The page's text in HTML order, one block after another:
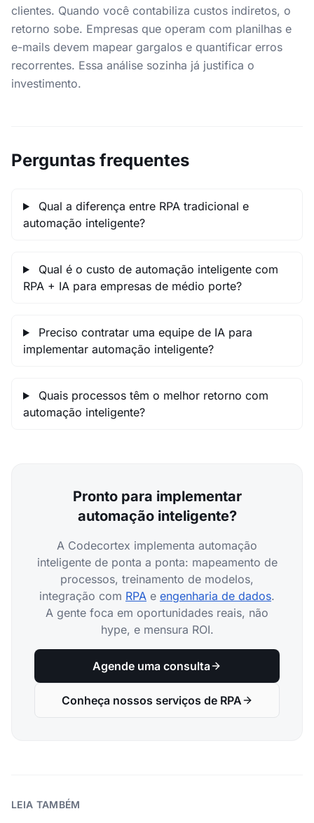
clientes. Quando você contabiliza custos indiretos, o
retorno sobe. Empresas que operam com planilhas e
e-mails devem mapear gargalos e quantificar erros
recorrentes. Essa análise sozinha já justifica o
investimento.
Perguntas frequentes
Qual a diferença entre RPA tradicional e
automação inteligente?
Qual é o custo de automação inteligente com
RPA + IA para empresas de médio porte?
Preciso contratar uma equipe de IA para
implementar automação inteligente?
Quais processos têm o melhor retorno com
automação inteligente?
Pronto para implementar
automação inteligente?
A Codecortex implementa automação
inteligente de ponta a ponta: mapeamento de
processos, treinamento de modelos,
integração com RPA e engenharia de dados.
A gente foca em oportunidades reais, não
hype, e mensura ROI.
Agende uma consulta
Conheça nossos serviços de RPA
LEIA TAMBÉM